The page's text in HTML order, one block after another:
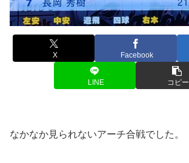
X Facebook
LINE コピー
なかなか見られないアーチ合戦でした。